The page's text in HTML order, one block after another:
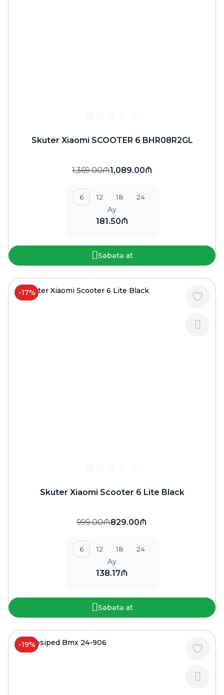
Skuter Xiaomi SCOOTER 6 BHR08R2GL
1,369.00₼1,089.00₼
6 12 18
24
Ay
181.50₼
Səbətə at
-17%
Skuter Xiaomi Scooter 6 Lite Black
999.00₼829.00₼
6 12 18
24
Ay
138.17₼
Səbətə at
-19%